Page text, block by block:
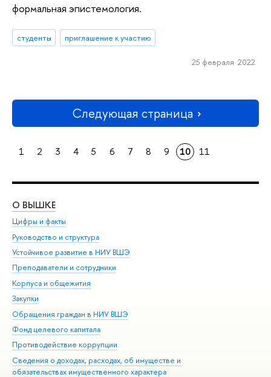
формальная эпистемология.
студенты приглашение к участию
25 февраля 2022
Следующая страница
1 2 3 4 5 6 7 8 9 10 11
О ВЫШКЕ
Цифры и факты
Руководство и структура
Устойчивое развитие в НИУ ВШЭ
Преподаватели и сотрудники
Корпуса и общежития
Закупки
Обращения граждан в НИУ ВШЭ
Фонд целевого капитала
Противодействие коррупции
Сведения о доходах, расходах, об имуществе и
обязательствах имущественного характера